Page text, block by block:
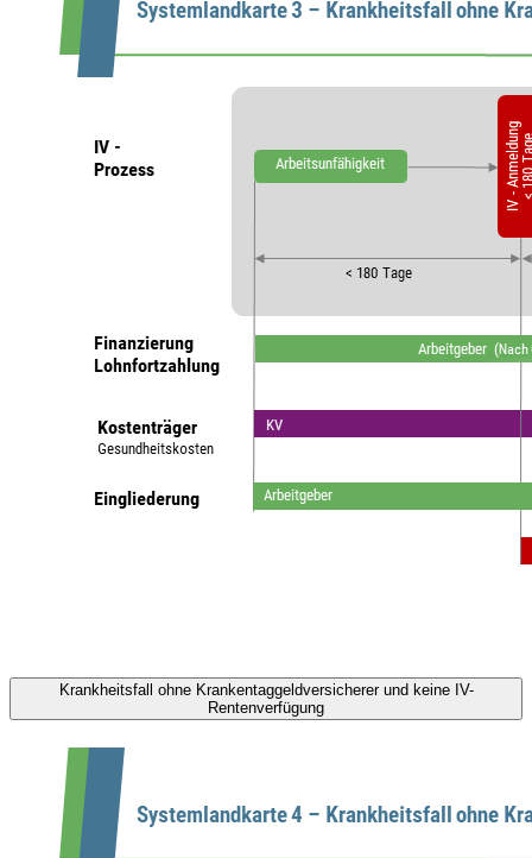
Krankheitsfall ohne Krankentaggeldversicherer und keine IV-
Rentenverfügung